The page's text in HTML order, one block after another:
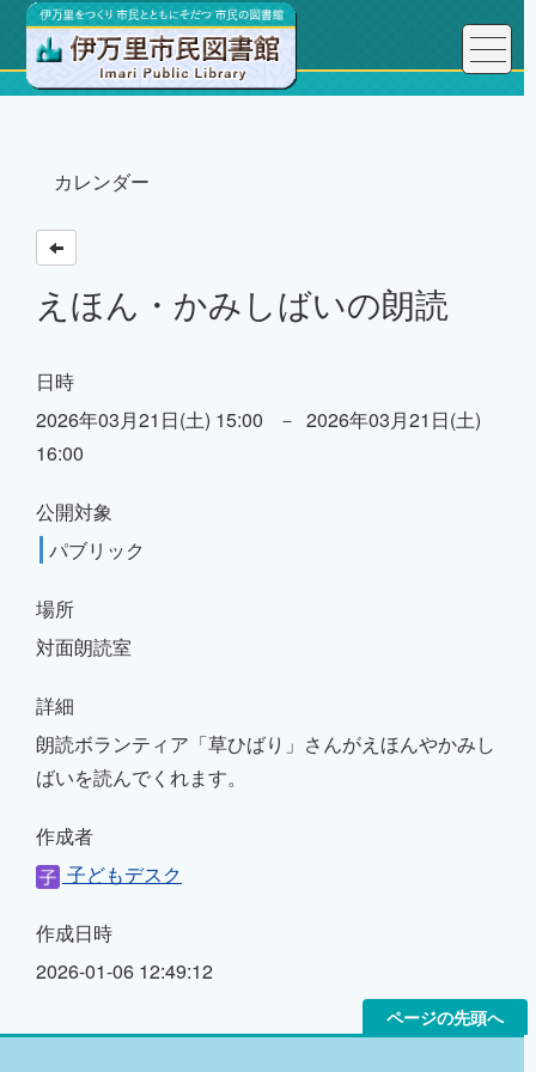
トップページ
カレンダー
えほん・かみしばいの朗読
日時
2026年03月21日(土) 15:00 － 2026年03月21日(土)
16:00
公開対象
パブリック
場所
対面朗読室
詳細
朗読ボランティア「草ひばり」さんがえほんやかみし
ばいを読んでくれます。
作成者
子どもデスク
作成日時
2026-01-06 12:49:12
ページの先頭へ